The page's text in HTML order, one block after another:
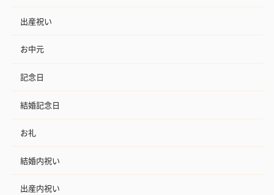
出産祝い
お中元
記念日
結婚記念日
お礼
結婚内祝い
出産内祝い